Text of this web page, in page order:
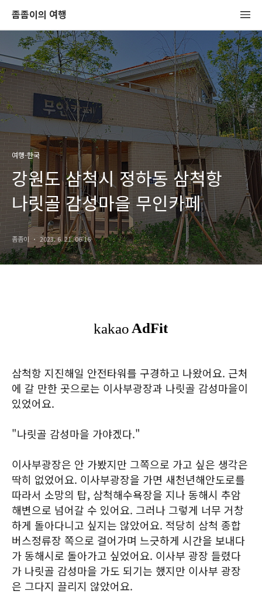
좀좀이의 여행
여행-한국
강원도 삼척시 정하동 삼척항
나릿골 감성마을 무인카페
좀좀이 2023. 6. 21. 06:16
삼척항 지진해일 안전타워를 구경하고 나왔어요. 근처
에 갈 만한 곳으로는 이사부광장과 나릿골 감성마을이
있었어요.
"나릿골 감성마을 가야겠다."
이사부광장은 안 가봤지만 그쪽으로 가고 싶은 생각은
딱히 없었어요. 이사부광장을 가면 새천년해안도로를
따라서 소망의 탑, 삼척해수욕장을 지나 동해시 추암
해변으로 넘어갈 수 있어요. 그러나 그렇게 너무 거창
하게 돌아다니고 싶지는 않았어요. 적당히 삼척 종합
버스정류장 쪽으로 걸어가며 느긋하게 시간을 보내다
가 동해시로 돌아가고 싶었어요. 이사부 광장 들렸다
가 나릿골 감성마을 가도 되기는 했지만 이사부 광장
은 그다지 끌리지 않았어요.